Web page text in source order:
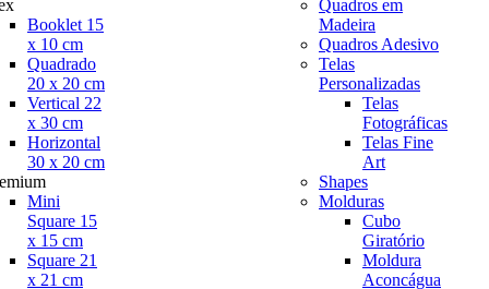
Booklet 15
x 10 cm
Quadrado
20 x 20 cm
Vertical 22
x 30 cm
Horizontal
30 x 20 cm
Mini
Square 15
x 15 cm
Square 21
x 21 cm
Quadros em
Madeira
Quadros Adesivo
Telas
Personalizadas
Telas
Fotográficas
Telas Fine
Art
Shapes
Molduras
Cubo
Giratório
Moldura
Aconcágua